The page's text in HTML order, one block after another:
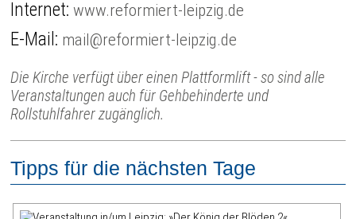
Internet:www.reformiert-leipzig.de
E-Mail: mail@reformiert-leipzig.de
Die Kirche verfügt über einen Plattformlift - so sind alle
Veranstaltungen auch für Gehbehinderte und
Rollstuhlfahrer zugänglich.
Tipps für die nächsten Tage